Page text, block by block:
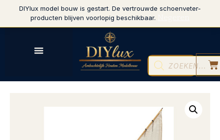
DIYlux model bouw is gestart. De vertrouwde schoenveter-
producten blijven voorlopig beschikbaar.